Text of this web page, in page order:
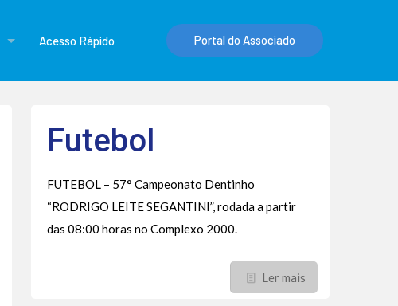
Acesso Rápido Portal do Associado
Futebol
FUTEBOL – 57° Campeonato Dentinho
“RODRIGO LEITE SEGANTINI”, rodada a partir
das 08:00 horas no Complexo 2000.
Ler mais